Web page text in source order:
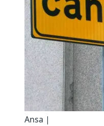
Ansa |